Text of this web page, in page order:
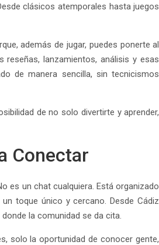
clásicos atemporales hasta juegos
además de jugar, puedes ponerte al
lanzamientos, análisis y esas
de manera sencilla, sin tecnicismos
de no solo divertirte y aprender,
Conectar
es un chat cualquiera. Está organizado
toque único y cercano. Desde Cádiz
la comunidad se da cita.
solo la oportunidad de conocer gente,